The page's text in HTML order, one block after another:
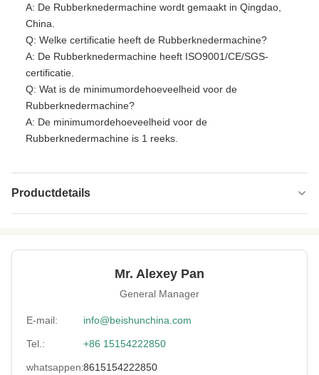
A: De Rubberknedermachine wordt gemaakt in Qingdao,
China.
Q: Welke certificatie heeft de Rubberknedermachine?
A: De Rubberknedermachine heeft ISO9001/CE/SGS-
certificatie.
Q: Wat is de minimumordehoeveelheid voor de
Rubberknedermachine?
A: De minimumordehoeveelheid voor de
Rubberknedermachine is 1 reeks.
Productdetails
Heating Method: Stoom/Elektriciteit/Olie
Type: Rubberknedermachine
Mr. Alexey Pan
General Manager
E-mail: info@beishunchina.com
Tel.: +86 15154222850
whatsappen:8615154222850